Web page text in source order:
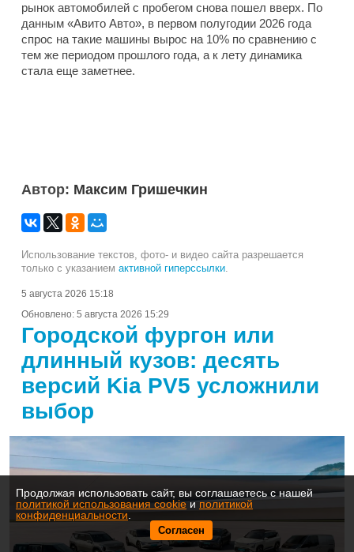
рынок автомобилей с пробегом снова пошел вверх. По
данным «Авито Авто», в первом полугодии 2026 года
спрос на такие машины вырос на 10% по сравнению с
тем же периодом прошлого года, а к лету динамика
стала еще заметнее.
Автор: Максим Гришечкин
Использование текстов, фото- и видео сайта разрешается
только с указанием активной гиперссылки.
5 августа 2026 15:18
Обновлено: 5 августа 2026 15:29
Городской фургон или
длинный кузов: десять
версий Kia PV5 усложнили
выбор
Продолжая использовать сайт, вы соглашаетесь с нашей
политикой использования cookieиполитикой
конфиденциальности
Согласен